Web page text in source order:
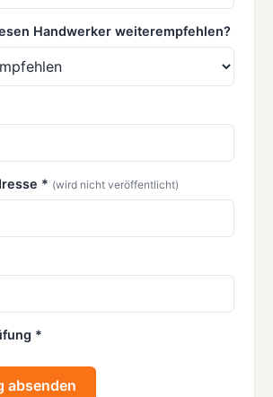
Handwerker weiterempfehlen?
* (wird nicht veröffentlicht)
*
absenden